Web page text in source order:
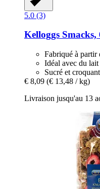
5.0 (3)
Kelloggs Smacks,
Fabriqué à partir
Idéal avec du
Sucré et croquant
€ 8,09 (€ 13,48 / kg)
Livraison jusqu'au 13